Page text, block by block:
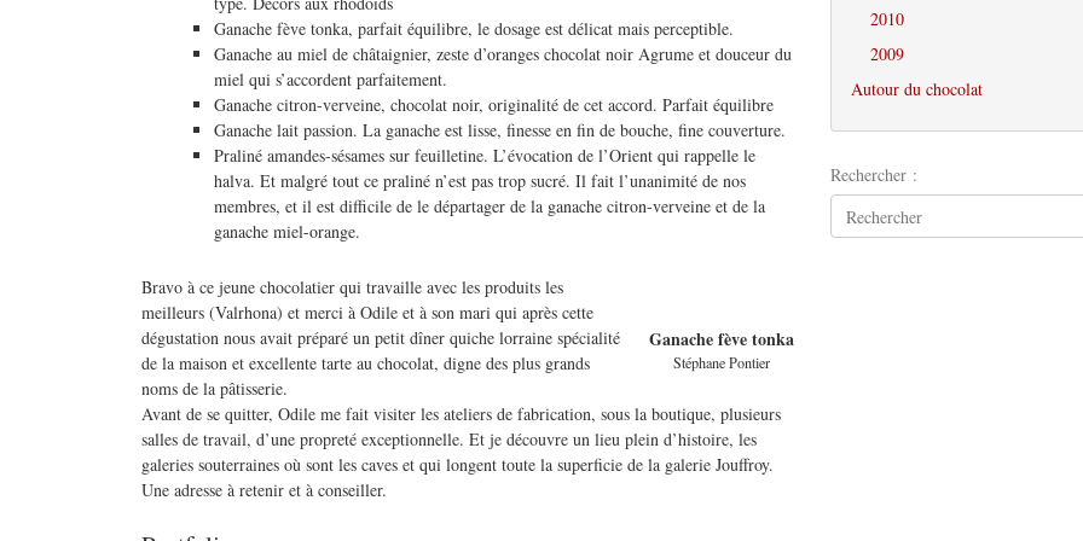
Ganache fève tonka, parfait équilibre, le dosage est délicat mais perceptible.
Ganache au miel de châtaignier, zeste d’oranges chocolat noir Agrume et douceur du
miel qui s’accordent parfaitement.
Ganache citron-verveine, chocolat noir, originalité de cet accord. Parfait équilibre
Ganache lait passion. La ganache est lisse, finesse en fin de bouche, fine couverture.
Praliné amandes-sésames sur feuilletine. L’évocation de l’Orient qui rappelle le
halva. Et malgré tout ce praliné n’est pas trop sucré. Il fait l’unanimité de nos
membres, et il est difficile de le départager de la ganache citron-verveine et de la
ganache miel-orange.
Ganache fève tonka
Stéphane Pontier
Bravo à ce jeune chocolatier qui travaille avec les produits les
meilleurs (Valrhona) et merci à Odile et à son mari qui après cette
dégustation nous avait préparé un petit dîner quiche lorraine spécialité
de la maison et excellente tarte au chocolat, digne des plus grands
noms de la pâtisserie.
Avant de se quitter, Odile me fait visiter les ateliers de fabrication, sous la boutique, plusieurs
salles de travail, d’une propreté exceptionnelle. Et je découvre un lieu plein d’histoire, les
galeries souterraines où sont les caves et qui longent toute la superficie de la galerie Jouffroy.
Une adresse à retenir et à conseiller.
2010
2009
Autour du chocolat
Rechercher :